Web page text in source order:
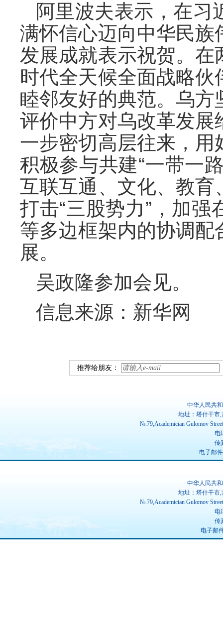
阿里波夫表示，在习
满怀信心迈向中华民
发展成就表示祝贺。
时代全天候全面战略
睦邻友好的典范。乌
评价中方对乌改革发
一步密切高层往来，
积极参与共建“一带一
互联互通、文化、教
打击“三股势力”，加
等多边框架内的协调
展。
吴政隆参加会见。
信息来源：新华网
推荐给朋友：
中华人民共
地址：塔什干市
№.79,Academician Gulomov
电
传
电子邮件
中华人民共
地址：塔什干市
№.79,Academician Gulomov
电
传
电子邮